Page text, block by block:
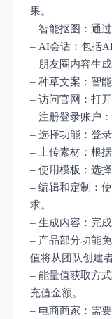
果。
– 智能抠图：通
– AI会话：包括
– 朋友圈内容生
– 种草文案：智
– 访问官网：打
– 注册登录账户
– 选择功能：登
– 上传素材：根
– 使用模板：选
– 编辑和定制：
求。
– 生成内容：完
– 产品部分功能
值将从团队创建
– 能量值获取方
充值金额。
– 电商商家：需